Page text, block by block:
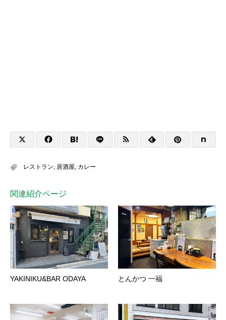
レストラン, 居酒屋, カレー
関連紹介ページ
YAKINIKU&BAR ODAYA とんかつ 一福